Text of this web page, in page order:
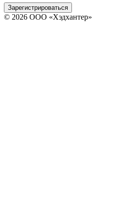
Зарегистрироваться
© 2026 ООО «Хэдхантер»